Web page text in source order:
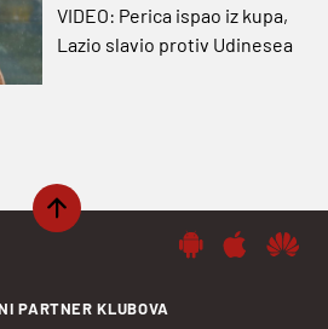
VIDEO: Perica ispao iz kupa,
Lazio slavio protiv Udinesea
PARTNER KLUBOVA